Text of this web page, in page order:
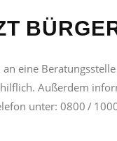
eine
Außerdem
unter: 0800 /